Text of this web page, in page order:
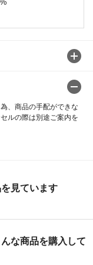
、商品の手配ができな
ルの際は別途ご案内を
見ています
な商品を購入して